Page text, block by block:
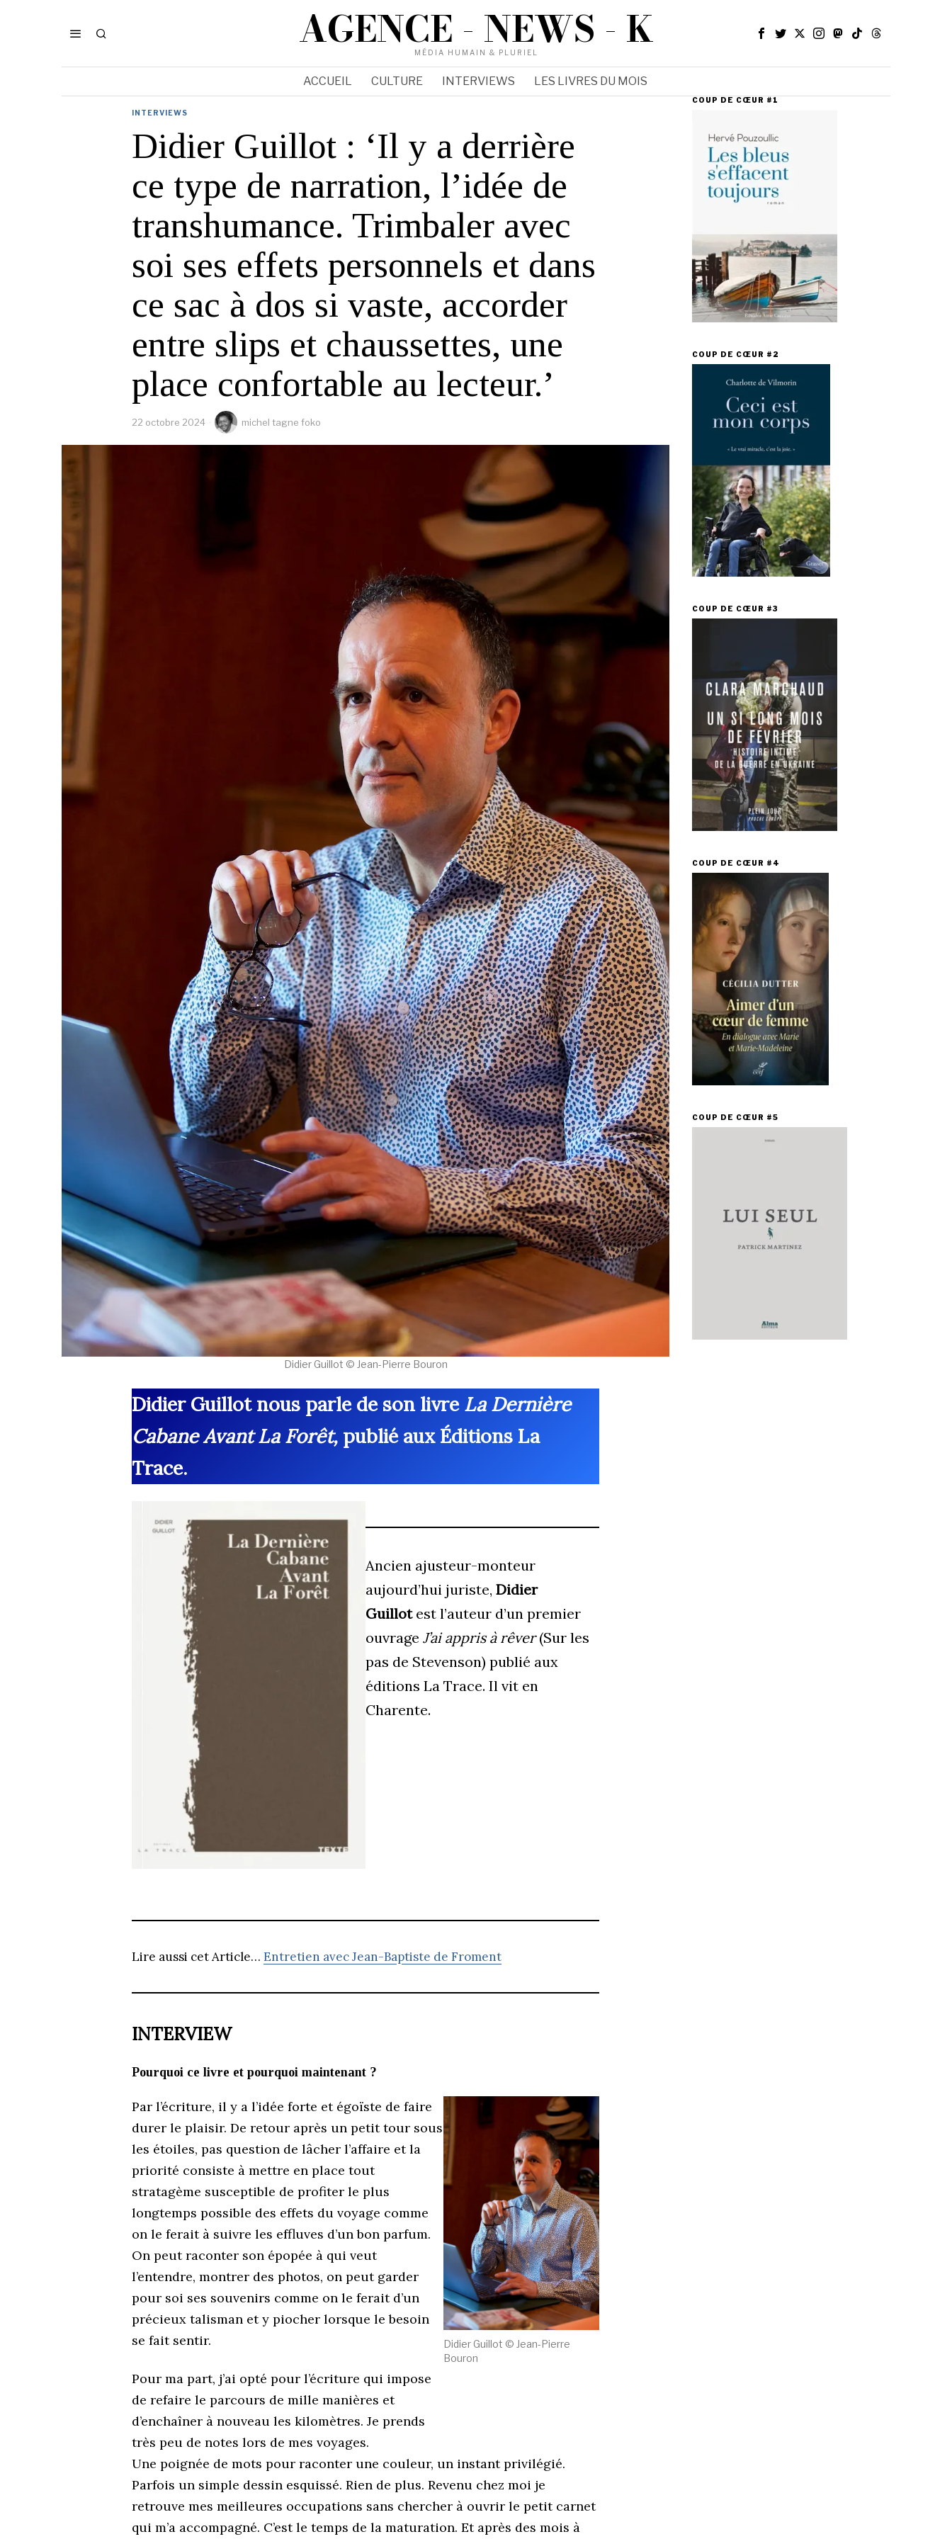
AGENCE - NEWS - K
MÉDIA HUMAIN & PLURIEL
ACCUEIL CULTURE INTERVIEWS LES LIVRES DU MOIS
INTERVIEWS
Didier Guillot : ‘Il y a derrière
ce type de narration, l’idée de
transhumance. Trimbaler avec
soi ses effets personnels et dans
ce sac à dos si vaste, accorder
entre slips et chaussettes, une
place confortable au lecteur.’
22 octobre 2024 michel tagne foko
Didier Guillot © Jean-Pierre Bouron
Didier Guillot nous parle de son livre La Dernière
Cabane Avant La Forêt, publié aux Éditions La
Trace.
Ancien ajusteur-monteur
aujourd’hui juriste, Didier
Guillotest l’auteur d’un premier
ouvrage J’ai appris à rêver(Sur les
pas de Stevenson) publié aux
éditions La Trace. Il vit en
Charente.
Lire aussi cet Article… Entretien avec Jean-Baptiste de Froment
INTERVIEW
Pourquoi ce livre et pourquoi maintenant ?
Par l’écriture, il y a l’idée forte et égoïste de faire
durer le plaisir. De retour après un petit tour sous
les étoiles, pas question de lâcher l’affaire et la
priorité consiste à mettre en place tout
stratagème susceptible de profiter le plus
longtemps possible des effets du voyage comme
on le ferait à suivre les effluves d’un bon parfum.
On peut raconter son épopée à qui veut
l’entendre, montrer des photos, on peut garder
pour soi ses souvenirs comme on le ferait d’un
précieux talisman et y piocher lorsque le besoin
se fait sentir.
Pour ma part, j’ai opté pour l’écriture qui impose
de refaire le parcours de mille manières et
d’enchaîner à nouveau les kilomètres. Je prends
très peu de notes lors de mes voyages.
Didier Guillot © Jean-Pierre
Bouron
Une poignée de mots pour raconter une couleur, un instant privilégié.
Parfois un simple dessin esquissé. Rien de plus. Revenu chez moi je
retrouve mes meilleures occupations sans chercher à ouvrir le petit carnet
qui m’a accompagné. C’est le temps de la maturation. Et après des mois à
COUP DE CŒUR #1
COUP DE CŒUR #2
COUP DE CŒUR #3
COUP DE CŒUR #4
COUP DE CŒUR #5